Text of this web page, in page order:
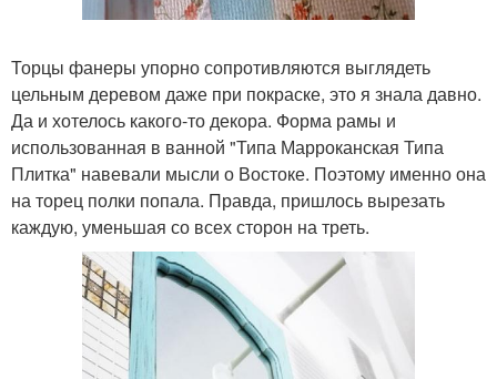
Торцы фанеры упорно сопротивляются выглядеть
цельным деревом даже при покраске, это я знала давно.
Да и хотелось какого-то декора. Форма рамы и
использованная в ванной "Типа Марроканская Типа
Плитка" навевали мысли о Востоке. Поэтому именно она
на торец полки попала. Правда, пришлось вырезать
каждую, уменьшая со всех сторон на треть.